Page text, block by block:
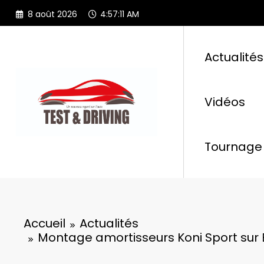
Aller
8 août 2026 4:57:13 AM
Actualités
Vidéos
Accueil
Actualités
Montage amortisseurs Koni Sport sur